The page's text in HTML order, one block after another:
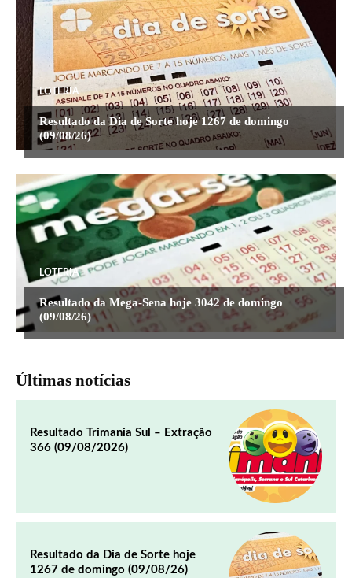
LOTERIA
Resultado da Dia de Sorte hoje 1267 de domingo
(09/08/26)
LOTERIA
Resultado da Mega-Sena hoje 3042 de domingo
(09/08/26)
Últimas notícias
Resultado Trimania Sul – Extração
366 (09/08/2026)
Resultado da Dia de Sorte hoje
1267 de domingo (09/08/26)